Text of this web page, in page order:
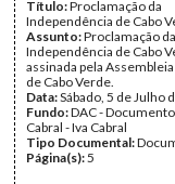
Título:Proclamação da
Independência de Cabo
Assunto:Proclamação da
Independência de Cabo
assinada pela
de Cabo Verde.
Data:Sábado, 5 de Julho
Fundo:DAC -
Cabral - Iva Cabral
Tipo Documental:
Página(s):5